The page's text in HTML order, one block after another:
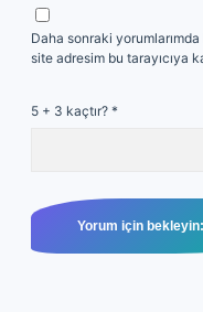
Daha sonraki
site adresim bu tarayıcıya
5 + 3 kaçtır? *